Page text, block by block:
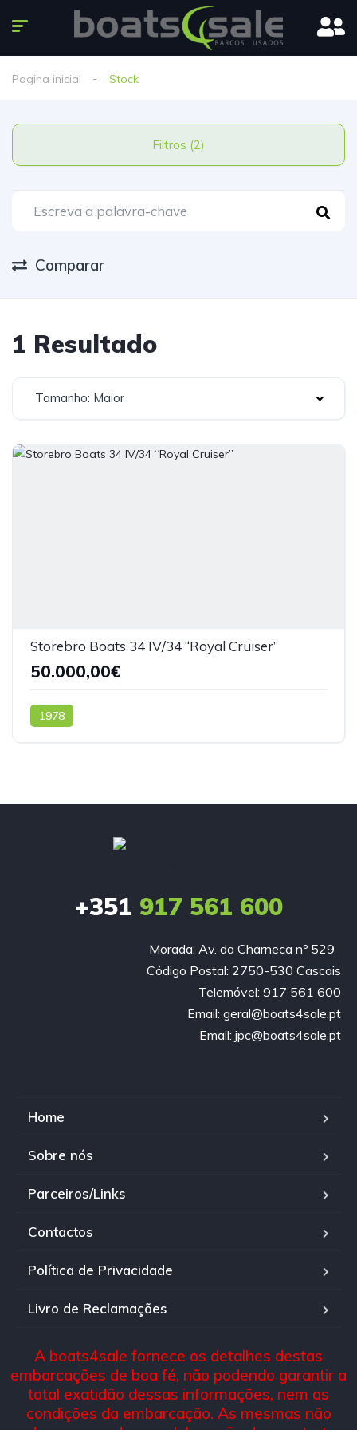
Pagina inicial Stock
Filtros (2)
Comparar
1 Resultado
Tamanho: Maior
Storebro Boats 34 IV/34 “Royal Cruiser”
50.000,00€
1978
+351 917 561 600
Morada: Av. da Charneca nº 529
Código Postal: 2750-530 Cascais
Telemóvel: 917 561 600
Email: geral@boats4sale.pt
Email: jpc@boats4sale.pt
Home
Sobre nós
Parceiros/Links
Contactos
Política de Privacidade
Livro de Reclamações
A boats4sale fornece os detalhes destas
embarcações de boa fé, não podendo garantir a
total exatidão dessas informações, nem as
condições da embarcação. As mesmas não